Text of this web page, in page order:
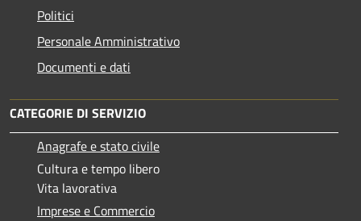
Politici
Personale Amministrativo
Documenti e dati
CATEGORIE DI SERVIZIO
Anagrafe e stato civile
Cultura e tempo libero
Vita lavorativa
Imprese e Commercio